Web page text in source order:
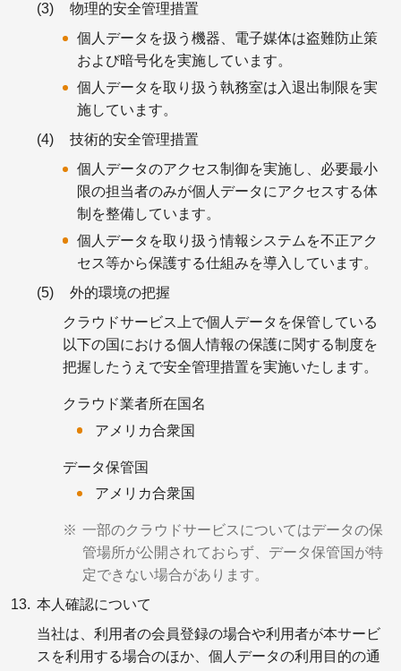
物理的安全管理措置
個人データを扱う機器、電子媒体は盗難防止策
および暗号化を実施しています。
個人データを取り扱う執務室は入退出制限を実
施しています。
技術的安全管理措置
個人データのアクセス制御を実施し、必要最小
限の担当者のみが個人データにアクセスする体
制を整備しています。
個人データを取り扱う情報システムを不正アク
セス等から保護する仕組みを導入しています。
外的環境の把握
クラウドサービス上で個人データを保管している
以下の国における個人情報の保護に関する制度を
把握したうえで安全管理措置を実施いたします。
クラウド業者所在国名
アメリカ合衆国
データ保管国
アメリカ合衆国
一部のクラウドサービスについてはデータの保
管場所が公開されておらず、データ保管国が特
定できない場合があります。
本人確認について
当社は、利用者の会員登録の場合や利用者が本サービ
スを利用する場合のほか、個人データの利用目的の通